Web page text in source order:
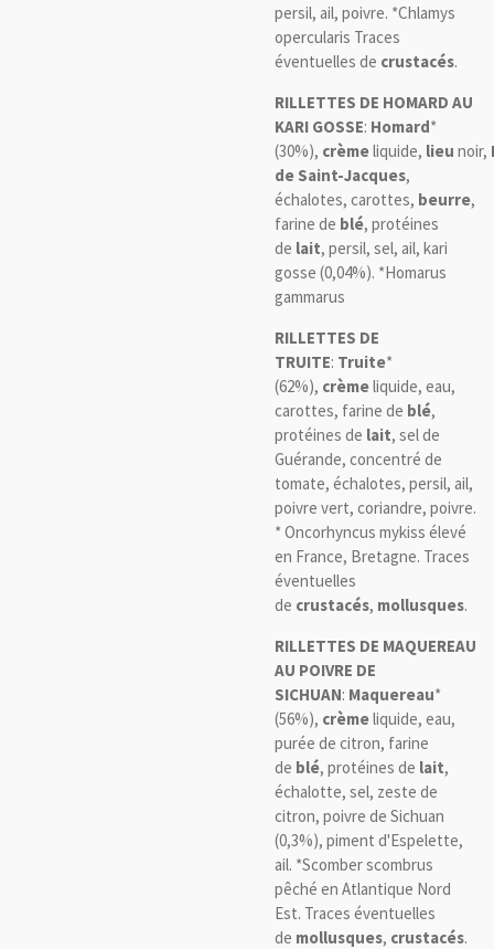
persil, ail, poivre. *Chlamys
opercularis Traces
éventuelles de crustacés.
RILLETTES DE HOMARD AU
KARI GOSSE: Homard*
(30%), crèmeliquide, lieu noir,
de Saint-Jacques,
échalotes, carottes, beurre,
farine de blé, protéines
de lait, persil, sel, ail, kari
gosse (0,04%). *Homarus
gammarus
RILLETTES DE
TRUITE: Truite*
(62%), crèmeliquide, eau,
carottes, farine de blé,
protéines de lait, sel de
Guérande, concentré de
tomate, échalotes, persil, ail,
poivre vert, coriandre, poivre.
* Oncorhyncus mykiss élevé
en France, Bretagne. Traces
éventuelles
de crustacés, mollusques.
RILLETTES DE MAQUEREAU
AU POIVRE DE
SICHUAN: Maquereau*
(56%), crèmeliquide, eau,
purée de citron, farine
de blé, protéines de lait,
échalotte, sel, zeste de
citron, poivre de Sichuan
(0,3%), piment d'Espelette,
ail. *Scomber scombrus
pêché en Atlantique Nord
Est. Traces éventuelles
de mollusques, crustacés.